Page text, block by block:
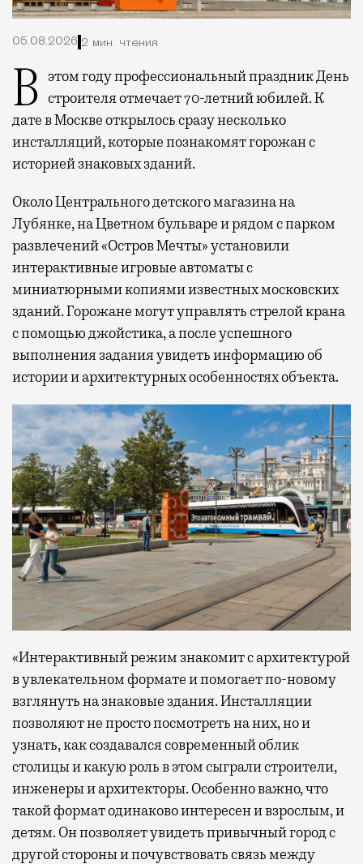
05.08.2026 2 мин. чтения
В этом году профессиональный праздник День строителя отмечает 70-летний юбилей. К
дате в Москве открылось сразу несколько
инсталляций, которые познакомят горожан с
историей знаковых зданий.
Около Центрального детского магазина на
Лубянке, на Цветном бульваре и рядом с парком
развлечений «Остров Мечты» установили
интерактивные игровые автоматы с
миниатюрными копиями известных московских
зданий. Горожане могут управлять стрелой крана
с помощью джойстика, а после успешного
выполнения задания увидеть информацию об
истории и архитектурных особенностях объекта.
«Интерактивный режим знакомит с архитектурой
в увлекательном формате и помогает по-новому
взглянуть на знаковые здания. Инсталляции
позволяют не просто посмотреть на них, но и
узнать, как создавался современный облик
столицы и какую роль в этом сыграли строители,
инженеры и архитекторы. Особенно важно, что
такой формат одинаково интересен и взрослым, и
детям. Он позволяет увидеть привычный город с
другой стороны и почувствовать связь между